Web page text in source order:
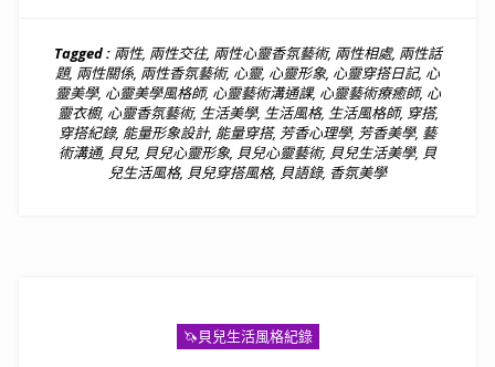
Tagged : 兩性, 兩性交往, 兩性心靈香氛藝術, 兩性相處, 兩性話
題, 兩性關係, 兩性香氛藝術, 心靈, 心靈形象, 心靈穿搭日記, 心
靈美學, 心靈美學風格師, 心靈藝術溝通課, 心靈藝術療癒師, 心
靈衣櫥, 心靈香氛藝術, 生活美學, 生活風格, 生活風格師, 穿搭,
穿搭紀錄, 能量形象設計, 能量穿搭, 芳香心理學, 芳香美學, 藝
術溝通, 貝兒, 貝兒心靈形象, 貝兒心靈藝術, 貝兒生活美學, 貝
兒生活風格, 貝兒穿搭風格, 貝語錄, 香氛美學
🦄️貝兒生活風格紀錄